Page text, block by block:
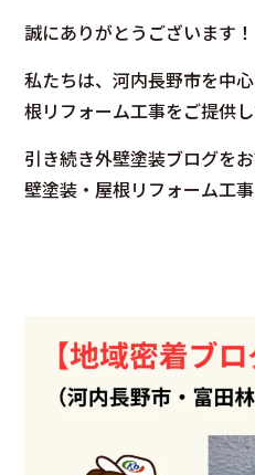
誠にありがとうございます！
私たちは、河内長野市を中
根リフォーム工事をご提供し
引き続き外壁塗装ブログを
壁塗装・屋根リフォーム工